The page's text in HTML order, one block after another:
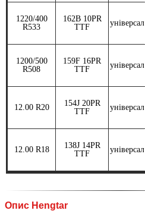
1220/400
R533
162B 10PR
TTF
універсал
1200/500
R508
159F 16PR
TTF
універсал
12.00 R20
154J 20PR
TTF
універсал
12.00 R18
138J 14PR
TTF
універсал
Опис Hengtar